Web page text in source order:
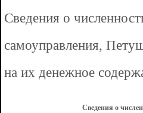
Сведения о
самоуправления,
на их денежное
Сведения о